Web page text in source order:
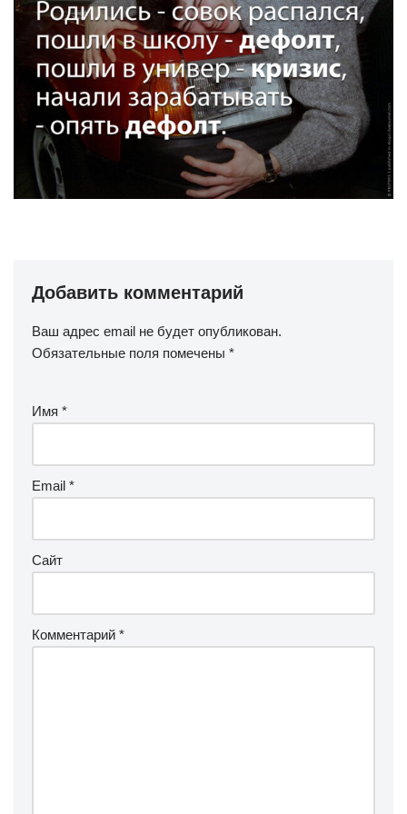
Добавить комментарий
Ваш адрес email не будет опубликован.
Обязательные поля помечены *
Имя *
Email *
Сайт
Комментарий *